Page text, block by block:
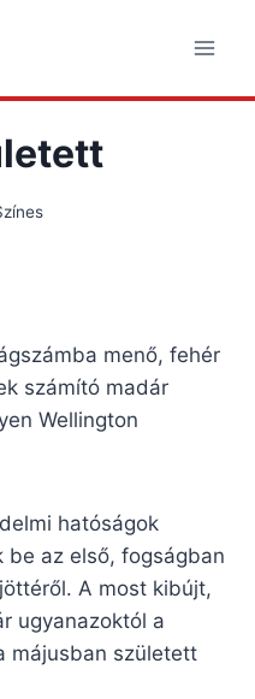
menő, fehér
számító madár
Wellington
hatóságok
be az első, fogságban
A most kibújt,
ugyanazoktól a
májusban született